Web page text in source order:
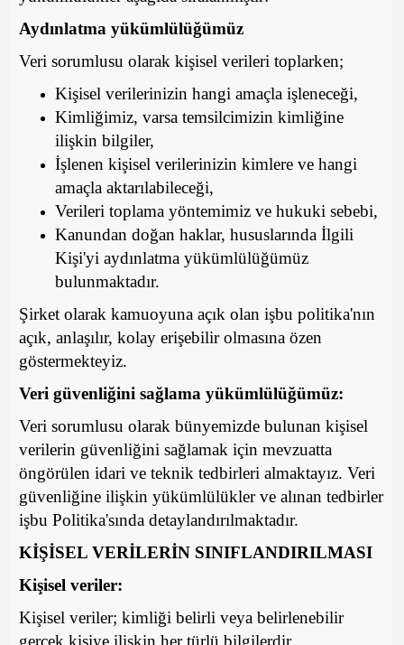
Aydınlatma yükümlülüğümüz
Veri sorumlusu olarak kişisel verileri toplarken;
Kişisel verilerinizin hangi amaçla işleneceği,
Kimliğimiz, varsa temsilcimizin kimliğine
ilişkin bilgiler,
İşlenen kişisel verilerinizin kimlere ve hangi
amaçla aktarılabileceği,
Verileri toplama yöntemimiz ve hukuki sebebi,
Kanundan doğan haklar, hususlarında İlgili
Kişi'yi aydınlatma yükümlülüğümüz
bulunmaktadır.
Şirket olarak kamuoyuna açık olan işbu politika'nın
açık, anlaşılır, kolay erişebilir olmasına özen
göstermekteyiz.
Veri güvenliğini sağlama yükümlülüğümüz:
Veri sorumlusu olarak bünyemizde bulunan kişisel
verilerin güvenliğini sağlamak için mevzuatta
öngörülen idari ve teknik tedbirleri almaktayız. Veri
güvenliğine ilişkin yükümlülükler ve alınan tedbirler
işbu Politika'sında detaylandırılmaktadır.
KİŞİSEL VERİLERİN SINIFLANDIRILMASI
Kişisel veriler:
Kişisel veriler; kimliği belirli veya belirlenebilir
gerçek kişiye ilişkin her türlü bilgilerdir.